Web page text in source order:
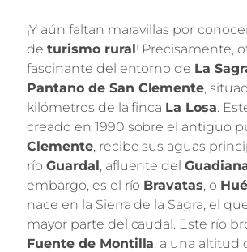
¡Y aún faltan maravillas por
de turismo rural! Precisamente,
fascinante del entorno de La
Pantano de San Clemente,
kilómetros de la finca La Losa.
creado en 1990 sobre el antiguo
Clemente, recibe sus aguas
río Guardal, afluente del
embargo, es el río Bravatas, o
nace en la Sierra de la Sagra, el
mayor parte del caudal. Este río
Fuente de Montilla, a una altitud